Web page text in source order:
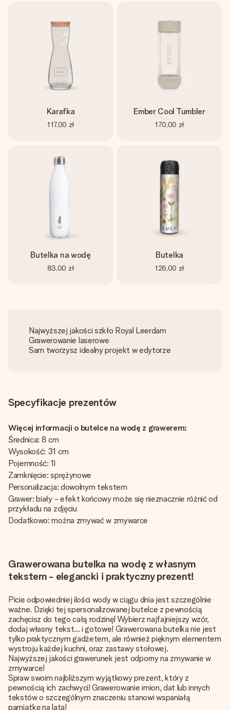
Karafka
117,00 zł
Ember Cool Tumbler
170,00 zł
Butelka na wodę
83,00 zł
Butelka
126,00 zł
Najwyższej jakości szkło Royal Leerdam
Grawerowanie laserowe
Sam tworzysz idealny projekt w edytorze
Specyfikacje prezentów
Więcej informacji o butelce na wodę z grawerem:
Średnica: 8 cm
Wysokość: 31 cm
Pojemność: 1l
Zamknięcie: sprężynowe
Personalizacja: dowolnym tekstem
Grawer: biały - efekt końcowy może się nieznacznie różnić od
przykładu na zdjęciu
Dodatkowo: można zmywać w zmywarce
Grawerowana butelka na wodę z własnym
tekstem - elegancki i praktyczny prezent!
Picie odpowiedniej ilości wody w ciągu dnia jest szczególnie
ważne. Dzięki tej spersonalizowanej butelce z pewnością
zachęcisz do tego całą rodzinę! Wybierz najfajniejszy wzór,
dodaj własny tekst... i gotowe! Grawerowana butelka nie jest
tylko praktycznym gadżetem, ale również pięknym elementem
wystroju każdej kuchni, oraz zastawy stołowej.
Najwyższej jakości grawerunek jest odporny na zmywanie w
zmywarce!
Spraw swoim najbliższym wyjątkowy prezent, który z
pewnością ich zachwyci! Grawerowanie imion, dat lub innych
tekstów o szczególnym znaczeniu stanowi wspaniałą
pamiątkę na lata!